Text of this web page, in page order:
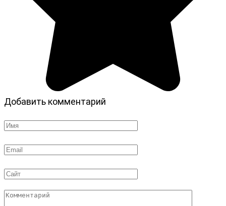
Добавить комментарий
Имя
Email
Сайт
Комментарий